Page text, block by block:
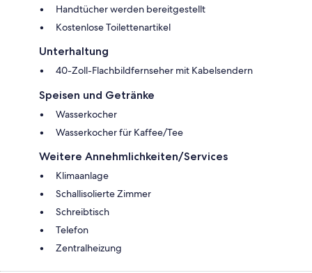
Handtücher werden bereitgestellt
Kostenlose Toilettenartikel
Unterhaltung
40-Zoll-Flachbildfernseher mit Kabelsendern
Speisen und Getränke
Wasserkocher
Wasserkocher für Kaffee/Tee
Weitere Annehmlichkeiten/Services
Klimaanlage
Schallisolierte Zimmer
Schreibtisch
Telefon
Zentralheizung